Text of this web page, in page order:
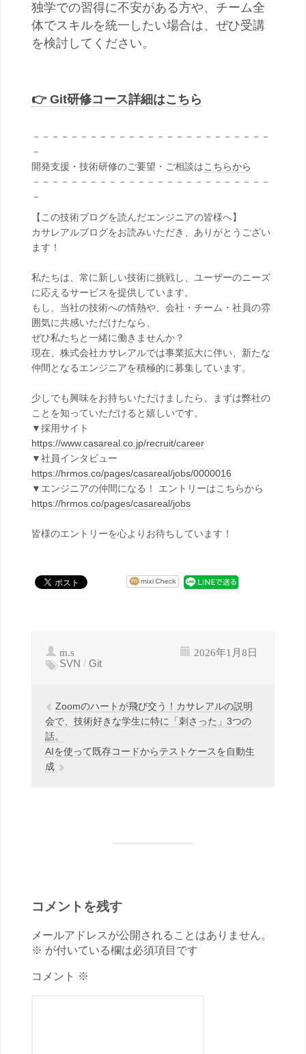
独学での習得に不安がある方や、チーム全
体でスキルを統一したい場合は、ぜひ受講
を検討してください。
👉 Git研修コース詳細はこちら
－－－－－－－－－－－－－－－－－－－－－－－－－
－
開発支援・技術研修のご要望・ご相談はこちらから
－－－－－－－－－－－－－－－－－－－－－－－－－
－
【この技術ブログを読んだエンジニアの皆様へ】
カサレアルブログをお読みいただき、ありがとうござい
ます！
私たちは、常に新しい技術に挑戦し、ユーザーのニーズ
に応えるサービスを提供しています。
もし、当社の技術への情熱や、会社・チーム・社員の雰
囲気に共感いただけたなら、
ぜひ私たちと一緒に働きませんか？
現在、株式会社カサレアルでは事業拡大に伴い、新たな
仲間となるエンジニアを積極的に募集しています。
少しでも興味をお持ちいただけましたら、まずは弊社の
ことを知っていただけると嬉しいです。
▼採用サイト
https://www.casareal.co.jp/recruit/career
▼社員インタビュー
https://hrmos.co/pages/casareal/jobs/0000016
▼エンジニアの仲間になる！ エントリーはこちらから
https://hrmos.co/pages/casareal/jobs
皆様のエントリーを心よりお待ちしています！
m.s 2026年1月8日
SVN / Git
Zoomのハートが飛び交う！カサレアルの説明
会で、技術好きな学生に特に「刺さった」3つの
話。
AIを使って既存コードからテストケースを自動生
成
コメントを残す
メールアドレスが公開されることはありません。
※ が付いている欄は必須項目です
コメント ※